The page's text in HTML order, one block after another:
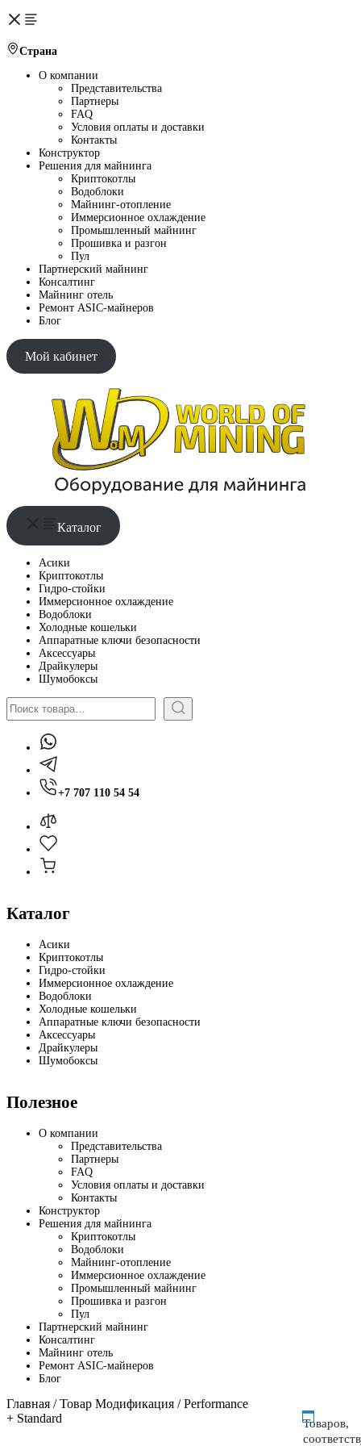
Страна
О компании
Представительства
Партнеры
FAQ
Условия оплаты и доставки
Контакты
Конструктор
Решения для майнинга
Криптокотлы
Водоблоки
Майнинг-отопление
Иммерсионное охлаждение
Промышленный майнинг
Прошивка и разгон
Пул
Партнерский майнинг
Консалтинг
Майнинг отель
Ремонт ASIC-майнеров
Блог
Мой кабинет
Каталог
Асики
Криптокотлы
Гидро-стойки
Иммерсионное охлаждение
Водоблоки
Холодные кошельки
Аппаратные ключи безопасности
Аксессуары
Драйкулеры
Шумобоксы
Поиск
+7 707 110 54 54
Каталог
Асики
Криптокотлы
Гидро-стойки
Иммерсионное охлаждение
Водоблоки
Холодные кошельки
Аппаратные ключи безопасности
Аксессуары
Драйкулеры
Шумобоксы
Полезное
О компании
Представительства
Партнеры
FAQ
Условия оплаты и доставки
Контакты
Конструктор
Решения для майнинга
Криптокотлы
Водоблоки
Майнинг-отопление
Иммерсионное охлаждение
Промышленный майнинг
Прошивка и разгон
Пул
Партнерский майнинг
Консалтинг
Майнинг отель
Ремонт ASIC-майнеров
Блог
Главная / Товар Модификация / Performance
+ Standard
Товаров,